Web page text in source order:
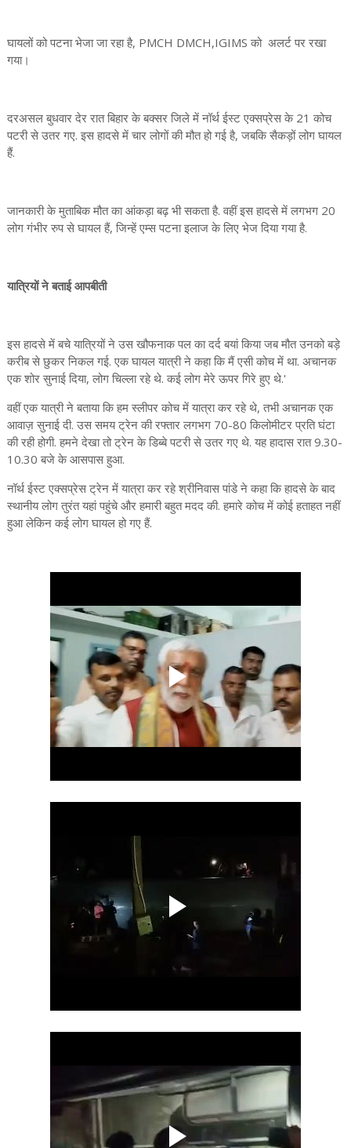
घायलों को पटना भेजा जा रहा है, PMCH DMCH,IGIMS को अलर्ट पर रखा
गया।
दरअसल बुधवार देर रात बिहार के बक्सर जिले में नॉर्थ ईस्ट एक्सप्रेस के 21 कोच
पटरी से उतर गए. इस हादसे में चार लोगों की मौत हो गई है, जबकि सैकड़ों लोग घायल
हैं.
जानकारी के मुताबिक मौत का आंकड़ा बढ़ भी सकता है. वहीं इस हादसे में लगभग 20
लोग गंभीर रुप से घायल हैं, जिन्हें एम्स पटना इलाज के लिए भेज दिया गया है.
यात्रियों ने बताई आपबीती
इस हादसे में बचे यात्रियों ने उस खौफनाक पल का दर्द बयां किया जब मौत उनको बड़े
करीब से छुकर निकल गई. एक घायल यात्री ने कहा कि मैं एसी कोच में था. अचानक
एक शोर सुनाई दिया, लोग चिल्ला रहे थे. कई लोग मेरे ऊपर गिरे हुए थे.'
वहीं एक यात्री ने बताया कि हम स्लीपर कोच में यात्रा कर रहे थे, तभी अचानक एक
आवाज़ सुनाई दी. उस समय ट्रेन की रफ्तार लगभग 70-80 किलोमीटर प्रति घंटा
की रही होगी. हमने देखा तो ट्रेन के डिब्बे पटरी से उतर गए थे. यह हादास रात 9.30-
10.30 बजे के आसपास हुआ.
नॉर्थ ईस्ट एक्सप्रेस ट्रेन में यात्रा कर रहे श्रीनिवास पांडे ने कहा कि हादसे के बाद
स्थानीय लोग तुरंत यहां पहुंचे और हमारी बहुत मदद की. हमारे कोच में कोई हताहत नहीं
हुआ लेकिन कई लोग घायल हो गए हैं.